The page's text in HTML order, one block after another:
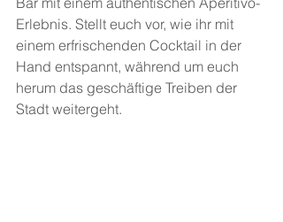
Erlebnis. Stellt euch vor, wie ihr mit
einem erfrischenden Cocktail in der
Hand entspannt, während um euch
herum das geschäftige Treiben der
Stadt weitergeht.